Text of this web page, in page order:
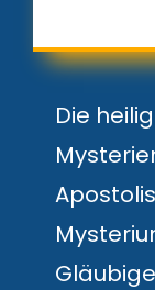
Die